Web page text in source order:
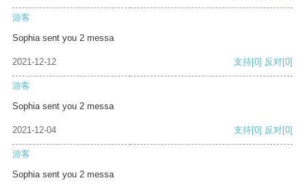
游客
Sophia sent you 2 messa
2021-12-12 支持[0] 反对[0]
游客
Sophia sent you 2 messa
2021-12-04 支持[0] 反对[0]
游客
Sophia sent you 2 messa